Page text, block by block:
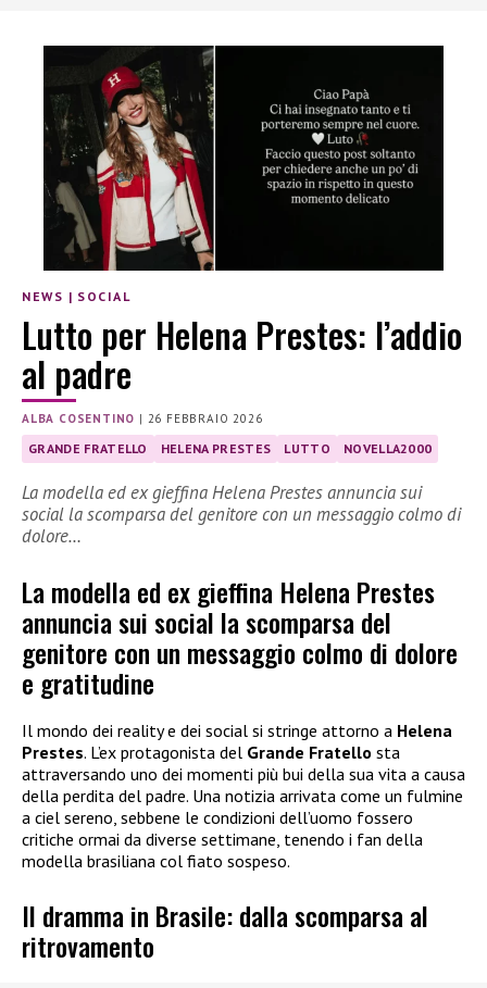
NEWS | SOCIAL
Lutto per Helena Prestes: l’addio
al padre
ALBA COSENTINO | 26 FEBBRAIO 2026
GRANDE FRATELLO HELENA PRESTES LUTTO NOVELLA2000
La modella ed ex gieffina Helena Prestes annuncia sui
social la scomparsa del genitore con un messaggio colmo di
dolore…
La modella ed ex gieffina Helena Prestes
annuncia sui social la scomparsa del
genitore con un messaggio colmo di dolore
e gratitudine
Il mondo dei reality e dei social si stringe attorno a Helena
Prestes. L’ex protagonista del Grande Fratello sta
attraversando uno dei momenti più bui della sua vita a causa
della perdita del padre. Una notizia arrivata come un fulmine
a ciel sereno, sebbene le condizioni dell’uomo fossero
critiche ormai da diverse settimane, tenendo i fan della
modella brasiliana col fiato sospeso.
Il dramma in Brasile: dalla scomparsa al
ritrovamento